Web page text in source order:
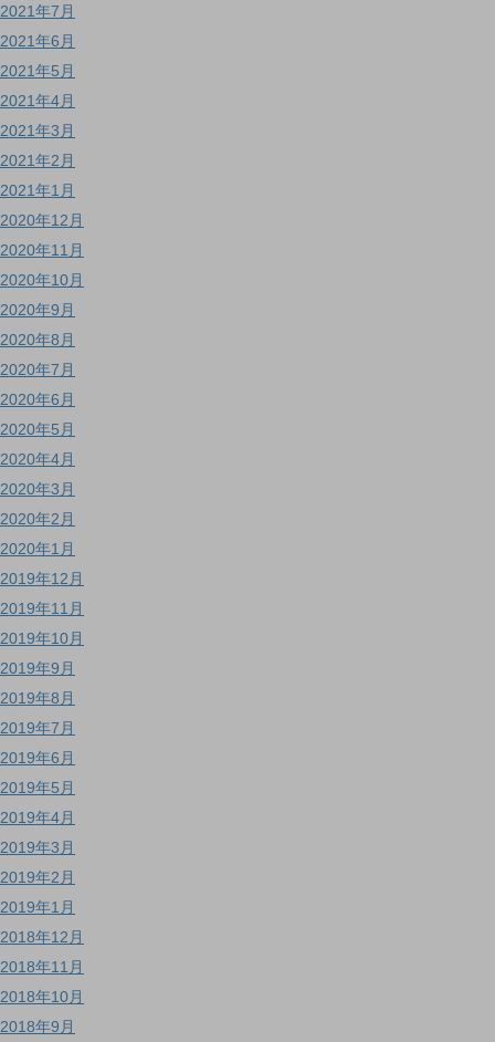
2021年7月
2021年6月
2021年5月
2021年4月
2021年3月
2021年2月
2021年1月
2020年12月
2020年11月
2020年10月
2020年9月
2020年8月
2020年7月
2020年6月
2020年5月
2020年4月
2020年3月
2020年2月
2020年1月
2019年12月
2019年11月
2019年10月
2019年9月
2019年8月
2019年7月
2019年6月
2019年5月
2019年4月
2019年3月
2019年2月
2019年1月
2018年12月
2018年11月
2018年10月
2018年9月